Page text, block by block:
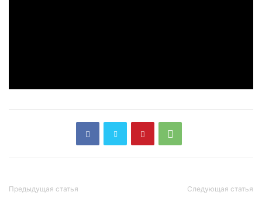
Предыдущая статья Следующая статья